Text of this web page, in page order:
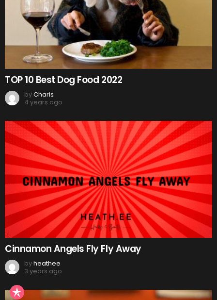
TOP 10 Best Dog Food 2022
byCharis
4 years ago
Cinnamon Angels Fly Fly Away
byheathee
3 years ago